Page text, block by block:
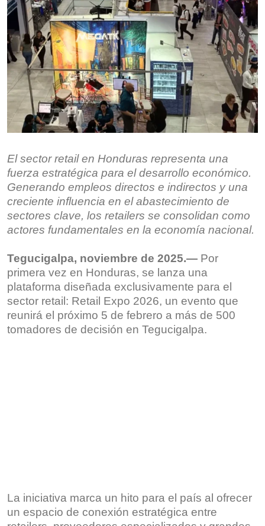
El sector retail en Honduras representa una
fuerza estratégica para el desarrollo económico.
Generando empleos directos e indirectos y una
creciente influencia en el abastecimiento de
sectores clave, los retailers se consolidan como
actores fundamentales en la economía nacional.
Tegucigalpa, noviembre de 2025.— Por
primera vez en Honduras, se lanza una
plataforma diseñada exclusivamente para el
sector retail: Retail Expo 2026, un evento que
reunirá el próximo 5 de febrero a más de 500
tomadores de decisión en Tegucigalpa.
La iniciativa marca un hito para el país al ofrecer
un espacio de conexión estratégica entre